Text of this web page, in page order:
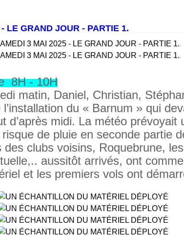
LE GRAND JOUR - PARTIE 1.
8H - 10H
matin, Daniel, Christian,
du « Barnum » qui
d’après midi. La météo prévoyait
de pluie en seconde partie
clubs voisins, Roquebrune,
aussitôt arrivés, ont
et les premiers vols ont